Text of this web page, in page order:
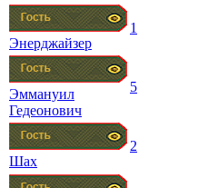
Энерджайзер
1
Эммануил
Гедеонович
5
Шах
2